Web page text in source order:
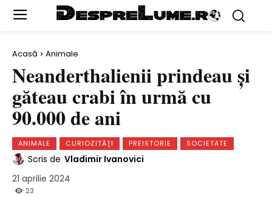
Acasă Animale
Neanderthalienii prindeau și
găteau crabi în urmă cu
90.000 de ani
ANIMALE CURIOZITĂŢI PREISTORIE SOCIETATE
Scris de Vladimir Ivanovici
21 aprilie 2024
23